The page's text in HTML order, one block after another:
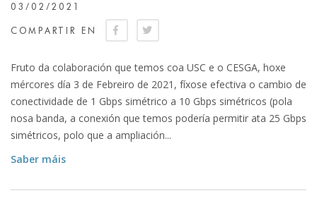
03/02/2021
COMPARTIR EN
Fruto da colaboración que temos coa USC e o CESGA, hoxe
mércores día 3 de Febreiro de 2021, fíxose efectiva o cambio de
conectividade de 1 Gbps simétrico a 10 Gbps simétricos (pola
nosa banda, a conexión que temos podería permitir ata 25 Gbps
simétricos, polo que a ampliación...
Saber máis